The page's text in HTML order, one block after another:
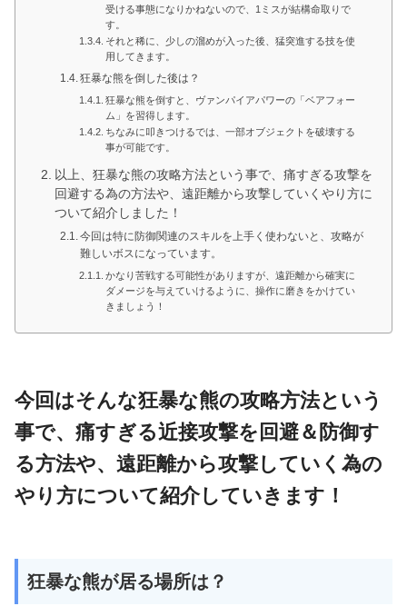
受ける事態になりかねないので、1ミスが結構命取りで
す。
それと稀に、少しの溜めが入った後、猛突進する技を使
用してきます。
狂暴な熊を倒した後は？
狂暴な熊を倒すと、ヴァンパイアパワーの「ベアフォー
ム」を習得します。
ちなみに叩きつけるでは、一部オブジェクトを破壊する
事が可能です。
以上、狂暴な熊の攻略方法という事で、痛すぎる攻撃を
回避する為の方法や、遠距離から攻撃していくやり方に
ついて紹介しました！
今回は特に防御関連のスキルを上手く使わないと、攻略が
難しいボスになっています。
かなり苦戦する可能性がありますが、遠距離から確実に
ダメージを与えていけるように、操作に磨きをかけてい
きましょう！
今回はそんな狂暴な熊の攻略方法という
事で、痛すぎる近接攻撃を回避＆防御す
る方法や、遠距離から攻撃していく為の
やり方について紹介していきます！
狂暴な熊が居る場所は？